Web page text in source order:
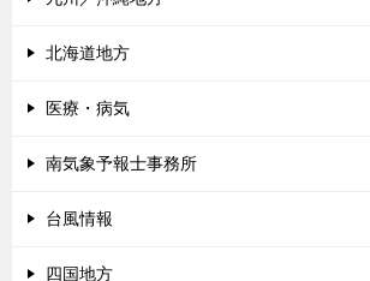
北海道地方
医療・病気
南気象予報士事務所
台風情報
四国地方